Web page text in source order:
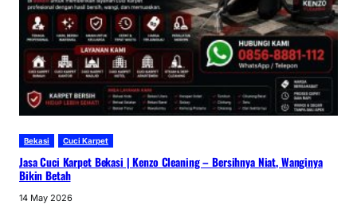
Bekasi Cuci Karpet
Jasa Cuci Karpet Bekasi | Kenzo Cleaning – Bersihnya Niat, Wanginya
Bikin Betah
14 May 2026